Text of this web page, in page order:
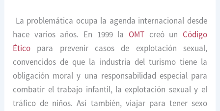
La problemática ocupa la agenda internacional desde
hace varios años. En 1999 la OMTcreó un Código
Ético para prevenir casos de explotación sexual,
convencidos de que la industria del turismo tiene la
obligación moral y una responsabilidad especial para
combatir el trabajo infantil, la explotación sexual y el
tráfico de niños. Así también, viajar para tener sexo